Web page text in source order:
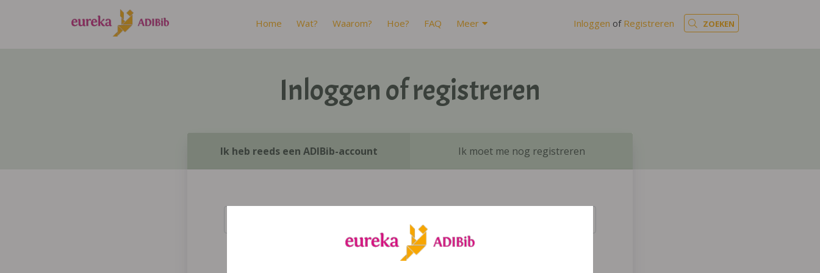
Home Wat? Waarom? Hoe? FAQ Meer Inloggen of Registreren ZOEKEN
Inloggen of registreren
Ik heb reeds een ADIBib-account Ik moet me nog registreren
Inloggen